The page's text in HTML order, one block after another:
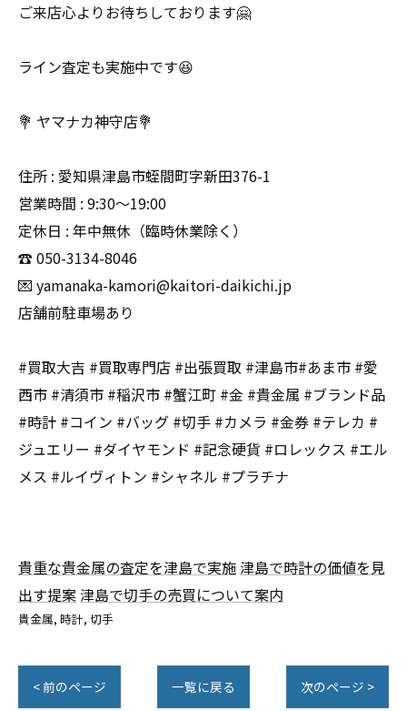
ご来店心よりお待ちしております🤗
ライン査定も実施中です😆
💐 ヤマナカ神守店💐
住所 : 愛知県津島市蛭間町字新田376-1
営業時間 : 9:30〜19:00
定休日 : 年中無休（臨時休業除く）
☎️ 050-3134-8046
💌 yamanaka-kamori@kaitori-daikichi.jp
店舗前駐車場あり
#買取大吉 #買取専門店 #出張買取 #津島市#あま市 #愛
西市 #清須市 #稲沢市 #蟹江町 #金 #貴金属 #ブランド品
#時計 #コイン #バッグ #切手 #カメラ #金券 #テレカ #
ジュエリー #ダイヤモンド #記念硬貨 #ロレックス #エル
メス #ルイヴィトン #シャネル #プラチナ
貴重な貴金属の査定を津島で実施 津島で時計の価値を見
出す提案 津島で切手の売買について案内
貴金属 時計 切手
< 前のページ 一覧に戻る 次のページ >